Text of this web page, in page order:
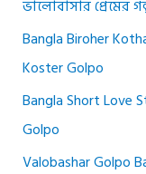
ভালোবাসার প্রেমের
Bangla Biroher
Koster Golpo
Bangla Short Love
Golpo
Valobashar Golpo